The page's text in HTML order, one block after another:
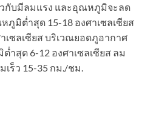
กับมีลมแรง และอุณหภูมิจะลด
ภูมิต่ำสุด 15-18 องศาเซลเซียส
ซลเซียส บริเวณยอดภูอากาศ
สุด 6-12 องศาเซลเซียส ลม
เร็ว 15-35 กม./ชม.